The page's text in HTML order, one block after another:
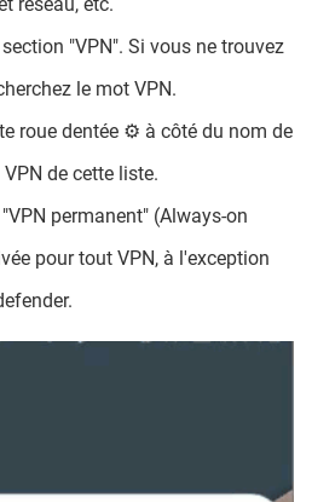
réseau, etc.
"VPN". Si vous ne trouvez
le mot VPN.
roue dentée ⚙︎ à côté du nom de
de cette liste.
permanent" (Always-on
pour tout VPN, à l'exception